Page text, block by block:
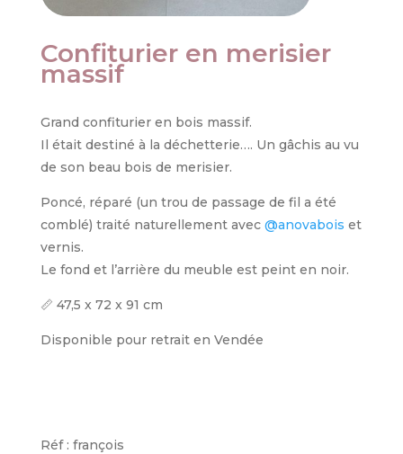
Confiturier en merisier
massif
Grand confiturier en bois massif.
Il était destiné à la déchetterie…. Un gâchis au vu
de son beau bois de merisier.
Poncé, réparé (un trou de passage de fil a été
comblé) traité naturellement avec @anovabois et
vernis.
Le fond et l’arrière du meuble est peint en noir.
📏 47,5 x 72 x 91 cm
Disponible pour retrait en Vendée
Réf : françois